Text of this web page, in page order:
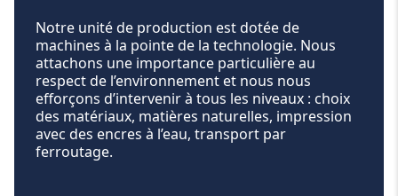
Notre unité de production est dotée de
machines à la pointe de la technologie. Nous
attachons une importance particulière au
respect de l’environnement et nous nous
efforçons d’intervenir à tous les niveaux : choix
des matériaux, matières naturelles, impression
avec des encres à l’eau, transport par
ferroutage.